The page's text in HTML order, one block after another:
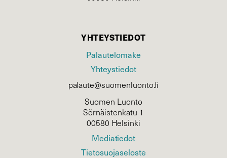
YHTEYSTIEDOT
Palautelomake
Yhteystiedot
palaute@suomenluonto.fi
Suomen Luonto
Sörnäistenkatu 1
00580 Helsinki
Mediatiedot
Tietosuojaseloste